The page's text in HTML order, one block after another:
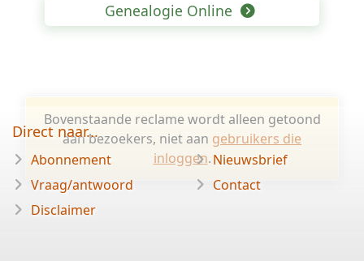
Genealogie Online
Bovenstaande reclame wordt alleen getoond
aan bezoekers, niet aan gebruikers die
inloggen.
Direct naar...
Abonnement
Vraag/antwoord
Disclaimer
Nieuwsbrief
Contact